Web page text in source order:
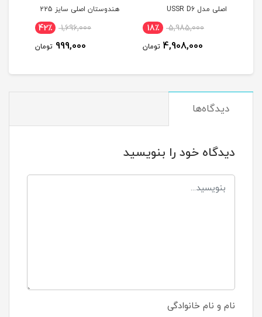
اصلی مدل USSR D6
5,985,000 18٪
4,908,000 تومان
هندوستان اصلی سایز 225
1,696,000 42٪
999,000 تومان
دیدگاه‌ها
دیدگاه خود را بنویسید
نام و نام خانوادگی